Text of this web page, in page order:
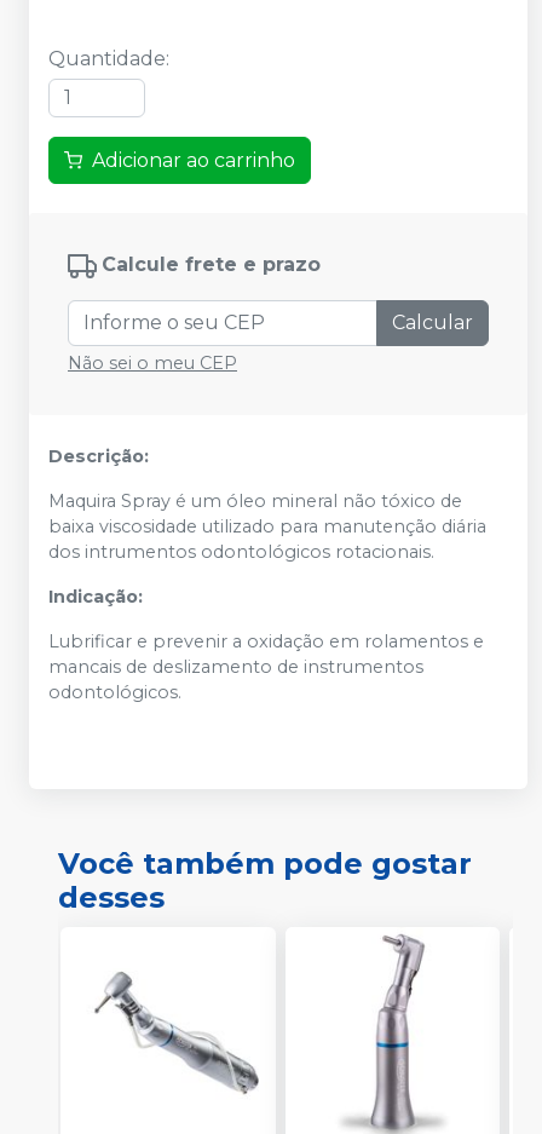
Quantidade:
Adicionar ao carrinho
Calcule frete e prazo
Calcular
Não sei o meu CEP
Descrição:
Maquira Spray é um óleo mineral não tóxico de
baixa viscosidade utilizado para manutenção diária
dos intrumentos odontológicos rotacionais.
Indicação:
Lubrificar e prevenir a oxidação em rolamentos e
mancais de deslizamento de instrumentos
odontológicos.
Você também pode gostar
desses